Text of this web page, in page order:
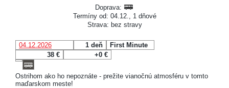
Doprava:
Termíny od: 04.12., 1 dňové
Strava: bez stravy
04.12.2026 1 deň
First Minute
38 €
+0 €
Ostrihom ako ho nepoznáte - prežite vianočnú atmosféru v tomto
maďarskom meste!